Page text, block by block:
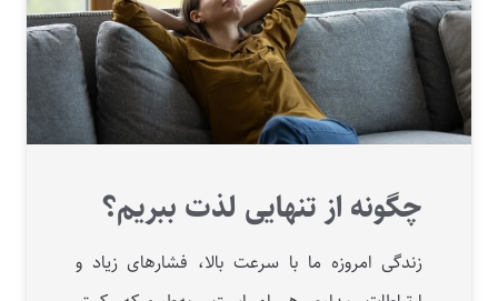
چگونه از تنهایی لذت ببریم؟
زندگی امروزه ما با سرعت بالا، فشارهای زیاد و